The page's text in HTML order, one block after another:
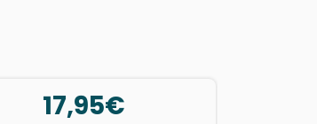
17,95€